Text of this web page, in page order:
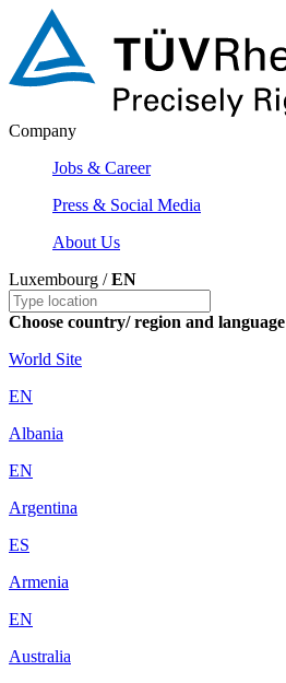
Company
Jobs & Career
Press & Social Media
About Us
Luxembourg /EN
Choose country/ region and language
World Site
EN
Albania
EN
Argentina
ES
Armenia
EN
Australia